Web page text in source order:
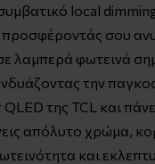
local
προσφέροντάς σου
λαμπερά φωτεινά
την
της TCL και
απόλυτο χρώμα,
και